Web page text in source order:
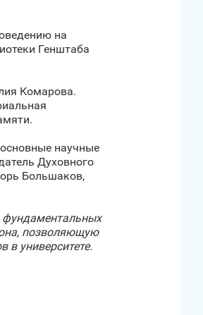
на
Генштаба
Комарова.
научные
Духовного
Большаков,
фундаментальных
позволяющую
в университете.